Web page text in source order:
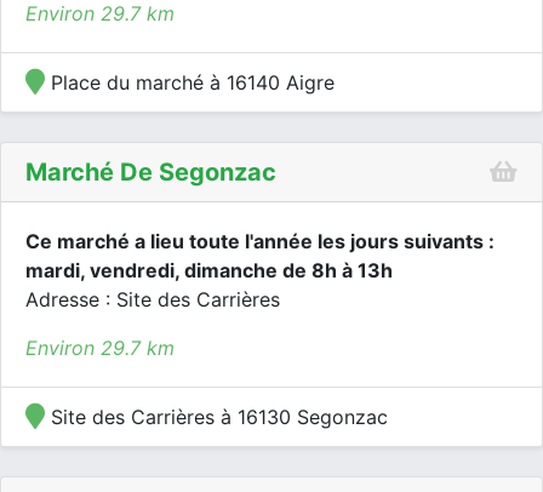
Environ 29.7 km
Place du marché à 16140 Aigre
Marché De Segonzac
Ce marché a lieu toute l'année les jours suivants :
mardi, vendredi, dimanche de 8h à 13h
Adresse : Site des Carrières
Environ 29.7 km
Site des Carrières à 16130 Segonzac